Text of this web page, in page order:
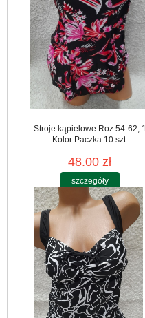
Stroje kąpielowe Roz 54-62, 1
Kolor Paczka 10 szt.
48.00 zł
szczegóły